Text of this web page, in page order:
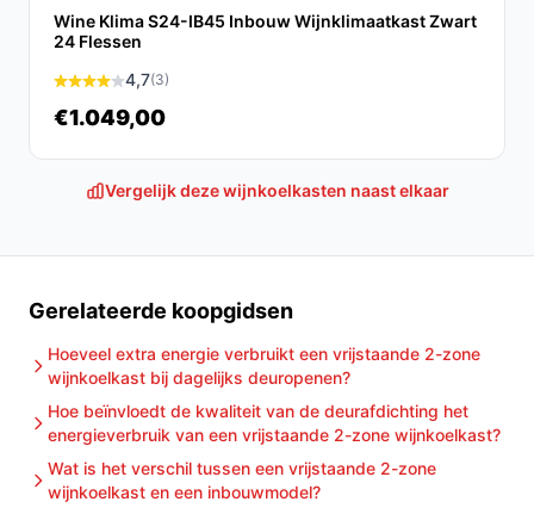
Veelgestelde vragen
Is dit geschikt voor thuisgebruik / intensief gebruik /
dagelijks gebruik?
flessen) en de aanwezigheid van temperatuurweergave.
voldoen aan jouw gebruiksscenario.
Waar moet ik op letten bij onderhoud?
Let op reiniging van de binnenkant volgens handleiding,
controleer periodiek de deurafdichting en houd
ventilatieopeningen vrij. Volg de instructies voor
reparatie en garantie (2 jaar fabrieksgarantie; reparatie
Wine Klima S24-IB45 Inbouw Wijnklimaatkast Zwart
24 Flessen
4,7(3)
€1.049,00
Vergelijk deze wijnkoelkasten naast elkaar
Gerelateerde koopgidsen
Hoeveel extra energie verbruikt een vrijstaande 2-zone
wijnkoelkast bij dagelijks deuropenen?
Hoe beïnvloedt de kwaliteit van de deurafdichting het
energieverbruik van een vrijstaande 2-zone wijnkoelkast?
Wat is het verschil tussen een vrijstaande 2-zone
wijnkoelkast en een inbouwmodel?